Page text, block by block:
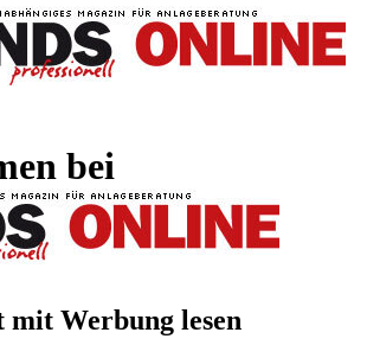
bei
mit Werbung lesen